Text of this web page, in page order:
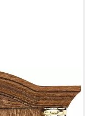
Glasgehäuse,mit